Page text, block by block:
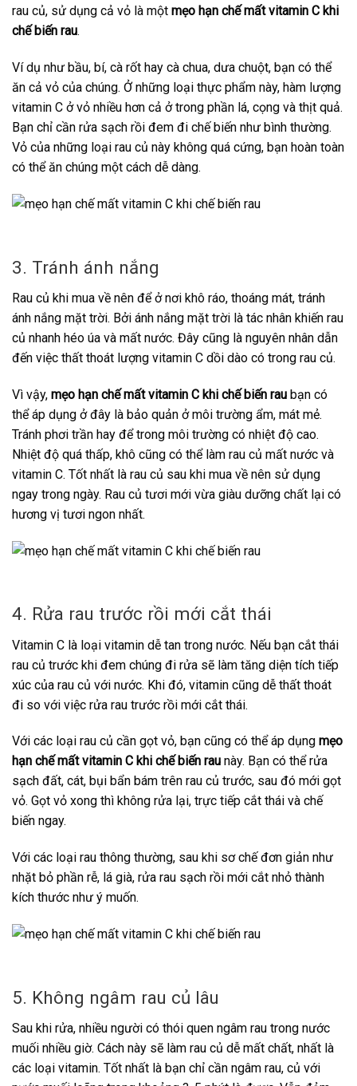
rau củ, sử dụng cả vỏ là một mẹo hạn chế mất vitamin C khi
chế biến rau.
Ví dụ như bầu, bí, cà rốt hay cà chua, dưa chuột, bạn có thể
ăn cả vỏ của chúng. Ở những loại thực phẩm này, hàm lượng
vitamin C ở vỏ nhiều hơn cả ở trong phần lá, cọng và thịt quả.
Bạn chỉ cần rửa sạch rồi đem đi chế biến như bình thường.
Vỏ của những loại rau củ này không quá cứng, bạn hoàn toàn
có thể ăn chúng một cách dễ dàng.
3. Tránh ánh nắng
Rau củ khi mua về nên để ở nơi khô ráo, thoáng mát, tránh
ánh nắng mặt trời. Bởi ánh nắng mặt trời là tác nhân khiến rau
củ nhanh héo úa và mất nước. Đây cũng là nguyên nhân dẫn
đến việc thất thoát lượng vitamin C dồi dào có trong rau củ.
Vì vậy, mẹo hạn chế mất vitamin C khi chế biến rau bạn có
thể áp dụng ở đây là bảo quản ở môi trường ẩm, mát mẻ.
Tránh phơi trần hay để trong môi trường có nhiệt độ cao.
Nhiệt độ quá thấp, khô cũng có thể làm rau củ mất nước và
vitamin C. Tốt nhất là rau củ sau khi mua về nên sử dụng
ngay trong ngày. Rau củ tươi mới vừa giàu dưỡng chất lại có
hương vị tươi ngon nhất.
4. Rửa rau trước rồi mới cắt thái
Vitamin C là loại vitamin dễ tan trong nước. Nếu bạn cắt thái
rau củ trước khi đem chúng đi rửa sẽ làm tăng diện tích tiếp
xúc của rau củ với nước. Khi đó, vitamin cũng dễ thất thoát
đi so với việc rửa rau trước rồi mới cắt thái.
Với các loại rau củ cần gọt vỏ, bạn cũng có thể áp dụng mẹo
hạn chế mất vitamin C khi chế biến rau này. Bạn có thể rửa
sạch đất, cát, bụi bẩn bám trên rau củ trước, sau đó mới gọt
vỏ. Gọt vỏ xong thì không rửa lại, trực tiếp cắt thái và chế
biến ngay.
Với các loại rau thông thường, sau khi sơ chế đơn giản như
nhặt bỏ phần rễ, lá già, rửa rau sạch rồi mới cắt nhỏ thành
kích thước như ý muốn.
5. Không ngâm rau củ lâu
Sau khi rửa, nhiều người có thói quen ngâm rau trong nước
muối nhiều giờ. Cách này sẽ làm rau củ dễ mất chất, nhất là
các loại vitamin. Tốt nhất là bạn chỉ cần ngâm rau, củ với